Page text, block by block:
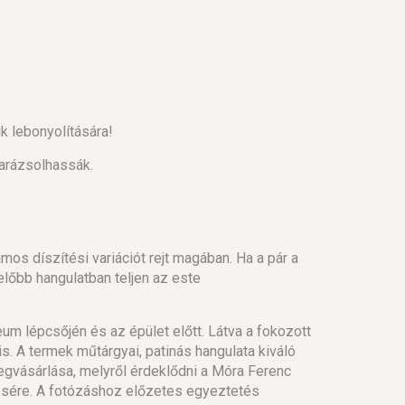
lebonyolítására!
díszítési variációt rejt magában. Ha a pár a
hangulatban teljen az este
lépcsőjén és az épület előtt. Látva a fokozott
A termek műtárgyai, patinás hangulata kiváló
melyről érdeklődni a Móra Ferenc
A fotózáshoz előzetes egyeztetés